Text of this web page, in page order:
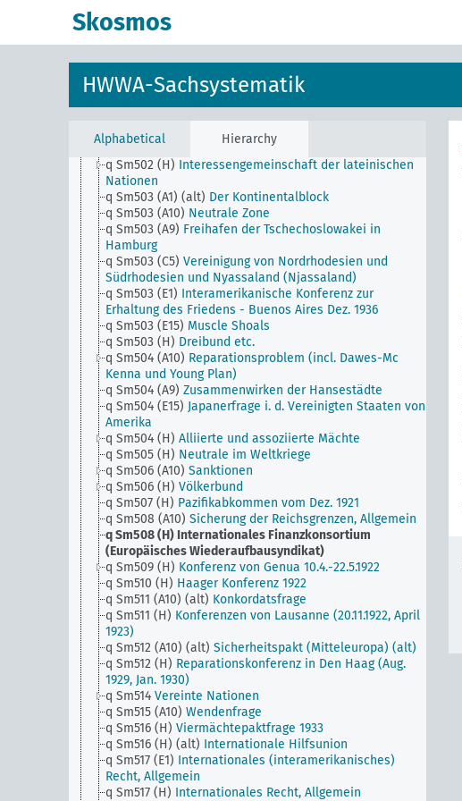
Skosmos
HWWA-Sachsystematik
Alphabetical Hierarchy
q Sm502 (A47)
q Sm502 (B10) Wrangelinselfrage
Gross-Südafrika
q Sm502 (E1)
Panamerikanische Finanzkonferenzen
q Sm502 (E15)
Irenfrage in Amerika
q Sm502 (H) Interessengemeinschaft der lateinischen
Nationen
q Sm503 (A1) (alt) Der Kontinentalblock
q Sm503 (A10) Neutrale Zone
q Sm503 (A9) Freihafen der Tschechoslowakei in
Hamburg
q Sm503 (C5) Vereinigung von Nordrhodesien und
Südrhodesien und Nyassaland (Njassaland)
q Sm503 (E1) Interamerikanische Konferenz zur
Erhaltung des Friedens - Buenos Aires Dez. 1936
q Sm503 (E15) Muscle Shoals
q Sm503 (H) Dreibund etc.
q Sm504 (A10) Reparationsproblem (incl. Dawes-Mc
Kenna und Young Plan)
q Sm504 (A9) Zusammenwirken der Hansestädte
q Sm504 (E15) Japanerfrage i. d. Vereinigten Staaten von
Amerika
q Sm504 (H) Alliierte und assoziierte Mächte
q Sm505 (H) Neutrale im Weltkriege
q Sm506 (A10) Sanktionen
q Sm506 (H) Völkerbund
q Sm507 (H) Pazifikabkommen vom Dez. 1921
q Sm508 (A10) Sicherung der Reichsgrenzen, Allgemein
q Sm508 (H) Internationales Finanzkonsortium
(Europäisches Wiederaufbausyndikat)
q Sm509 (H) Konferenz von Genua 10.4.-22.5.1922
q Sm510 (H) Haager Konferenz 1922
q Sm511 (A10) (alt) Konkordatsfrage
q Sm511 (H) Konferenzen von Lausanne (20.11.1922, April
1923)
q Sm512 (A10) (alt) Sicherheitspakt (Mitteleuropa) (alt)
q Sm512 (H) Reparationskonferenz in Den Haag (Aug.
1929, Jan. 1930)
q Sm514 Vereinte Nationen
q Sm515 (A10) Wendenfrage
q Sm516 (H) Viermächtepaktfrage 1933
q Sm516 (H) (alt) Internationale Hilfsunion
q Sm517 (E1) Internationales (interamerikanisches)
Recht, Allgemein
q Sm517 (H) Internationales Recht, Allgemein